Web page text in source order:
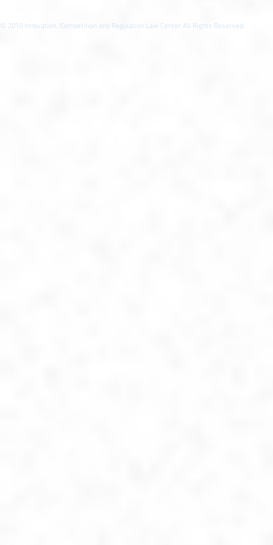
© 2010 Innovation, Competition and Regulation Law Center All Rights Reserved.